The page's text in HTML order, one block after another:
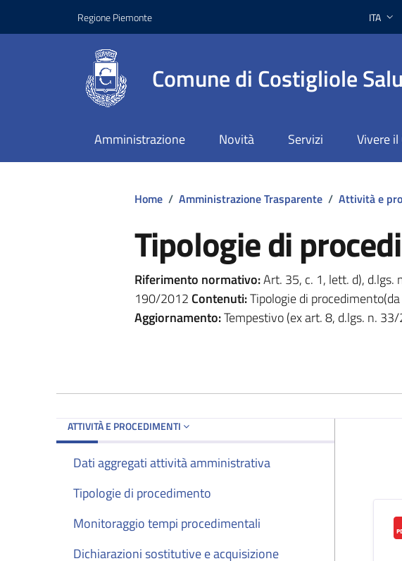
Regione Piemonte Lingua
ITA
Comune di Costigliole
Amministrazione Novità Servizi Vivere
Home / Amministrazione Trasparente / Attività e
Tipologie di
Riferimento normativo:Art. 35, c. 1, lett. d), d.lgs.
190/2012 Contenuti:Tipologie di
Aggiornamento:Tempestivo (ex art. 8, d.lgs. n.
ATTIVITÀ E PROCEDIMENTI
Dati aggregati attività amministrativa
Tipologie di procedimento
Monitoraggio tempi procedimentali
Dichiarazioni sostitutive e acquisizione